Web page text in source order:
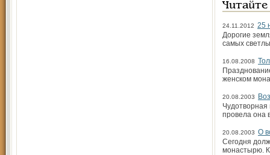
24.11.2012 25
Дорогие
самых
16.08.2008
женском
20.08.2003
Чудотворная
провела она
20.08.2003 O
Сегодня
монастырю.